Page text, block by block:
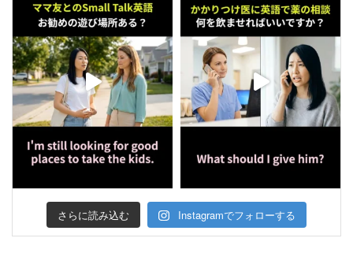
さらに読み込む Instagramでフォローする